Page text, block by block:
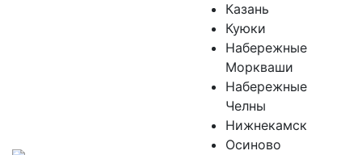
Казань
Куюки
Набережные
Моркваши
Набережные
Челны
Нижнекамск
Осиново